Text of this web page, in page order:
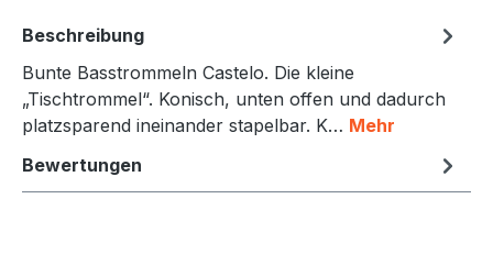
Beschreibung
Bunte Basstrommeln Castelo. Die kleine
„Tischtrommel“. Konisch, unten offen und dadurch
platzsparend ineinander stapelbar. K… Mehr
Bewertungen